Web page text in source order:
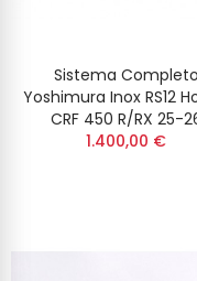
Sistema Completo
Yoshimura Inox RS12
CRF 450 R/RX 25-
1.400,00 €